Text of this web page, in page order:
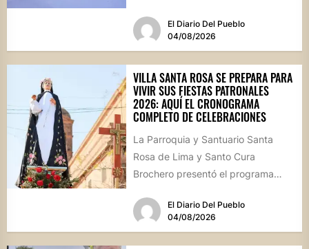
calle...
El Diario Del Pueblo
04/08/2026
VILLA SANTA ROSA SE PREPARA PARA
VIVIR SUS FIESTAS PATRONALES
2026: AQUÍ EL CRONOGRAMA
COMPLETO DE CELEBRACIONES
La Parroquia y Santuario Santa
Rosa de Lima y Santo Cura
Brochero presentó el programa
El Diario Del Pueblo
04/08/2026